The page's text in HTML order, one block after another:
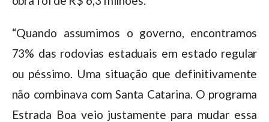
“Quando assumimos o governo, encontramos
73% das rodovias estaduais em estado regular
ou péssimo. Uma situação que definitivamente
não combinava com Santa Catarina. O programa
Estrada Boa veio justamente para mudar essa